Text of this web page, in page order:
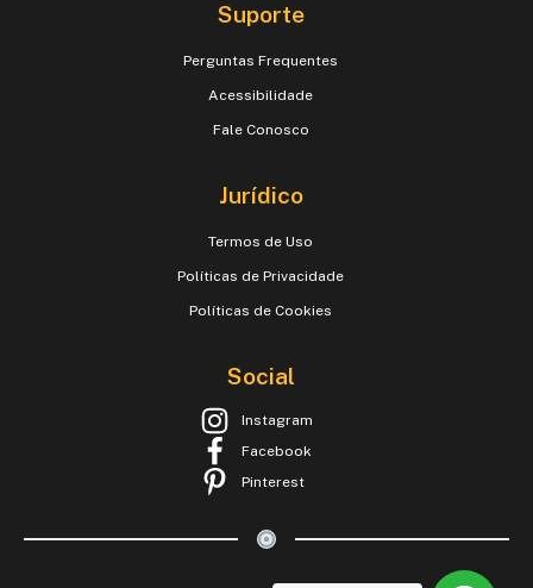
Suporte
Perguntas Frequentes
Acessibilidade
Fale Conosco
Jurídico
Termos de Uso
Políticas de Privacidade
Políticas de Cookies
Social
Instagram
Facebook
Pinterest